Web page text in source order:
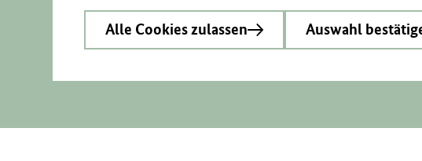
Alle Cookies zulassen Auswahl